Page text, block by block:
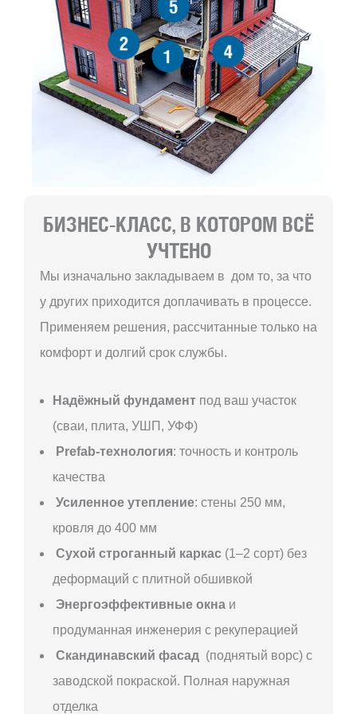
1
2 4
5
БИЗНЕС-КЛАСС, В КОТОРОМ ВСЁ
УЧТЕНО
Мы изначально закладываем в дом то, за что
у других приходится доплачивать в процессе.
Применяем решения, рассчитанные только на
комфорт и долгий срок службы.
Надёжный фундамент под ваш участок
(сваи, плита, УШП, УФФ)
Prefab-технология: точность и контроль
качества
Усиленное утепление: стены 250 мм,
кровля до 400 мм
Сухой строганный каркас (1–2 сорт) без
деформаций с плитной обшивкой
Энергоэффективные окна и
продуманная инженерия с рекуперацией
Скандинавский фасад (поднятый ворс) с
заводской покраской. Полная наружная
отделка